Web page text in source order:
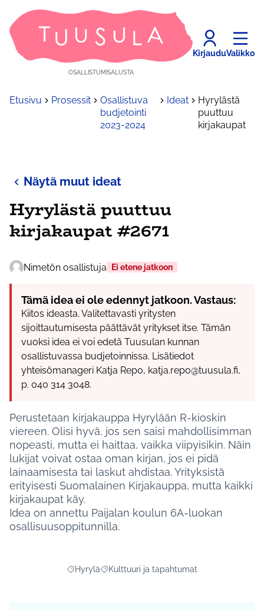
OSALLISTUMISALUSTA
KirjauduValikko
Etusivu Prosessit
Osallistuva
budjetointi
2023-2024
Ideat
Hyrylästä
puuttuu
kirjakaupat
Näytä muut ideat
Hyrylästä puuttuu
kirjakaupat #2671
Nimetön osallistuja Ei etene jatkoon
Tämä idea ei ole edennyt jatkoon. Vastaus:
Kiitos ideasta. Valitettavasti yritysten
sijoittautumisesta päättävät yritykset itse. Tämän
vuoksi idea ei voi edetä Tuusulan kunnan
osallistuvassa budjetoinnissa. Lisätiedot
yhteisömanageri Katja Repo, katja.repo@tuusula.fi,
p. 040 314 3048.
Perustetaan kirjakauppa Hyrylään R-kioskin
viereen. Olisi hyvä, jos sen saisi mahdollisimman
nopeasti, mutta ei haittaa, vaikka viipyisikin. Näin
lukijat voivat ostaa oman kirjan, jos ei pidä
lainaamisesta tai laskut ahdistaa. Yrityksistä
erityisesti Suomalainen Kirjakauppa, mutta kaikki
kirjakaupat käy.
Idea on annettu Paijalan koulun 6A-luokan
osallisuusoppitunnilla.
Rajaa tulokset aihepiirin mukaan: Hyrylä
Hyrylä Rajaa tulokset teeman mukaan: Kulttuuri
Kulttuuri ja tapahtumat